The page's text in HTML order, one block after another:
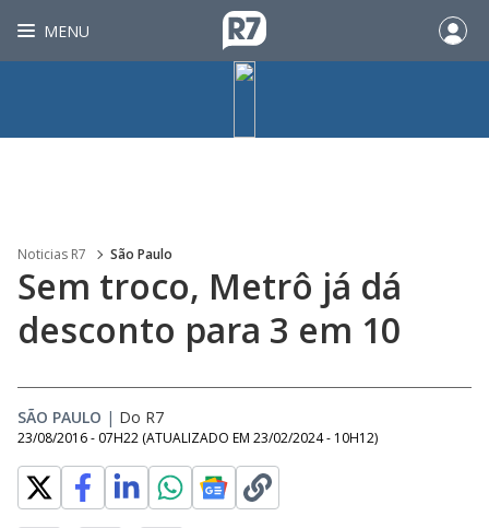
MENU
Noticias R7 São Paulo
Sem troco, Metrô já dá
desconto para 3 em 10
SÃO PAULO | Do R7
23/08/2016 - 07H22 (ATUALIZADO EM 23/02/2024 - 10H12)